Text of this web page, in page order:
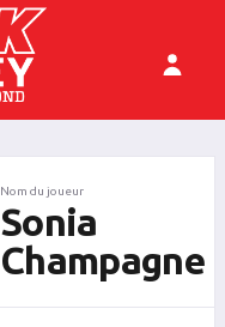
Nom du joueur
Sonia
Champagne